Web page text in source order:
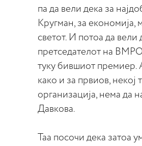
па да вели дека за
Кругман, за економија,
светот. И потоа да
претседателот на
туку бившиот премиер.
како и за првиов, некој
организација, нема да
Давкова.
Таа посочи дека затоа